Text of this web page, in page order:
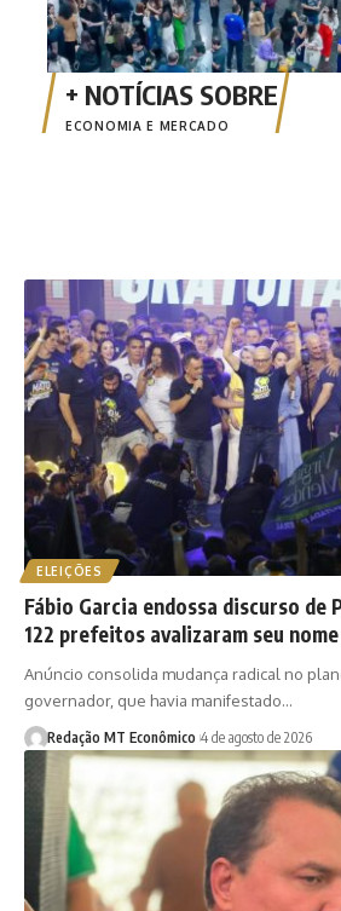
ECONOMIA E MERCADO
ELEIÇÕES
Fábio Garcia endossa discurso de
122 prefeitos avalizaram seu
Anúncio consolida mudança radical no
governador, que havia manifestado…
Redação MT Econômico 4 de agosto de 2026